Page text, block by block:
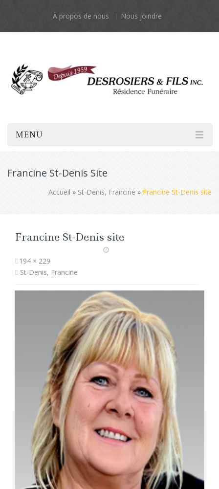
À propos de nous Nous joindre
MENU
Francine St-Denis Site
Accueil » St-Denis, Francine » Francine St-Denis site
Francine St-Denis site
194 × 229
St-Denis, Francine